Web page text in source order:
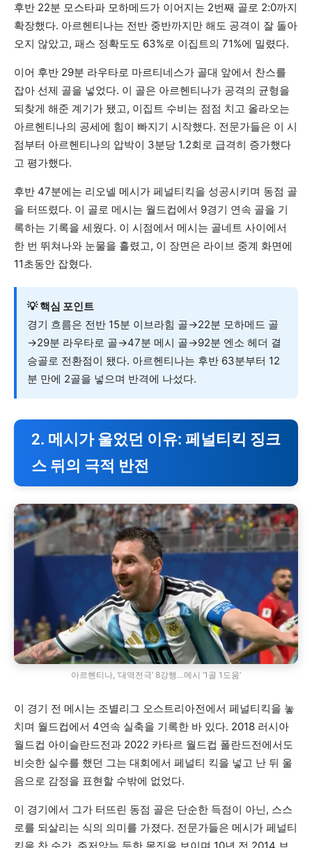
후반 22분 모스타파 모하메드가 이어지는 2번째 골로 2:0까지
확장했다. 아르헨티나는 전반 중반까지만 해도 공격이 잘 돌아
오지 않았고, 패스 정확도도 63%로 이집트의 71%에 밀렸다.
이어 후반 29분 라우타로 마르티네스가 골대 앞에서 찬스를
잡아 선제 골을 넣었다. 이 골은 아르헨티나가 공격의 균형을
되찾게 해준 계기가 됐고, 이집트 수비는 점점 치고 올라오는
아르헨티나의 공세에 힘이 빠지기 시작했다. 전문가들은 이 시
점부터 아르헨티나의 압박이 3분당 1.2회로 급격히 증가했다
고 평가했다.
후반 47분에는 리오넬 메시가 페널티킥을 성공시키며 동점 골
을 터뜨렸다. 이 골로 메시는 월드컵에서 9경기 연속 골을 기
록하는 기록을 세웠다. 이 시점에서 메시는 골네트 사이에서
한 번 뛰쳐나와 눈물을 흘렸고, 이 장면은 라이브 중계 화면에
11초동안 잡혔다.
💡 핵심 포인트
경기 흐름은 전반 15분 이브라힘 골→22분 모하메드 골
→29분 라우타로 골→47분 메시 골→92분 엔소 헤더 결
승골로 전환점이 됐다. 아르헨티나는 후반 63분부터 12
분 만에 2골을 넣으며 반격에 나섰다.
2. 메시가 울었던 이유: 페널티킥 징크
스 뒤의 극적 반전
아르헨티나, ‘대역전극’ 8강행…메시 ‘1골 1도움’
이 경기 전 메시는 조별리그 오스트리아전에서 페널티킥을 놓
치며 월드컵에서 4연속 실축을 기록한 바 있다. 2018 러시아
월드컵 아이슬란드전과 2022 카타르 월드컵 폴란드전에서도
비슷한 실수를 했던 그는 대회에서 페널티 킥을 넣고 난 뒤 울
음으로 감정을 표현할 수밖에 없었다.
이 경기에서 그가 터뜨린 동점 골은 단순한 득점이 아닌, 스스
로를 되살리는 식의 의미를 가졌다. 전문가들은 메시가 페널티
킥을 찬 순간, 주저앉는 듯한 몸짓을 보이며 10년 전 2014 브